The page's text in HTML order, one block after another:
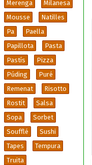
Merenga
Milanesa
Mousse
Natilles
Pa
Paella
Papillota
Pasta
Pastís
Pizza
Púding
Puré
Remenat
Risotto
Rostit
Salsa
Sopa
Sorbet
Soufflé
Sushi
Tapes
Tempura
Truita